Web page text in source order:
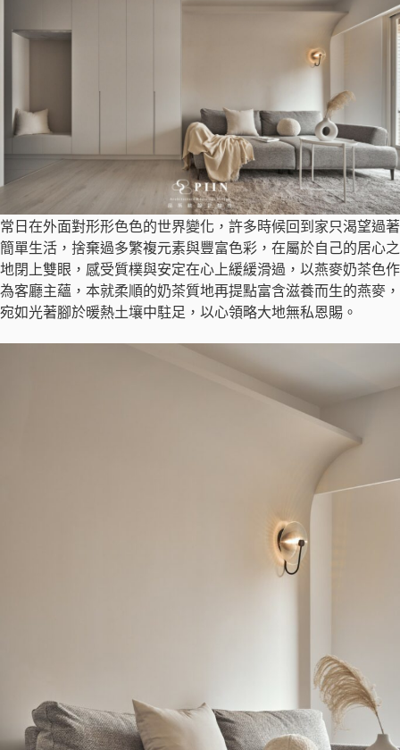
常日在外面對形形色色的世界變化，許多時候回到家只渴望過著
簡單生活，捨棄過多繁複元素與豐富色彩，在屬於自己的居心之
地閉上雙眼，感受質樸與安定在心上緩緩滑過，以燕麥奶茶色作
為客廳主蘊，本就柔順的奶茶質地再提點富含滋養而生的燕麥，
宛如光著腳於暖熱土壤中駐足，以心領略大地無私恩賜。